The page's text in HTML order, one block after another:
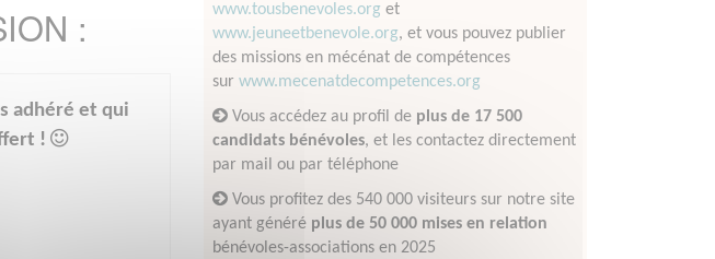
:
adhéré et qui
!
www.tousbenevoles.org et
www.jeuneetbenevole.org, et vous pouvez publier
des missions en mécénat de compétences
sur www.mecenatdecompetences.org
Vous accédez au profil de plus de 17 500
candidats bénévoles, et les contactez directement
par mail ou par téléphone
Vous profitez des 540 000 visiteurs sur notre site
ayant généré plus de 50 000 mises en relation
bénévoles-associations en 2025